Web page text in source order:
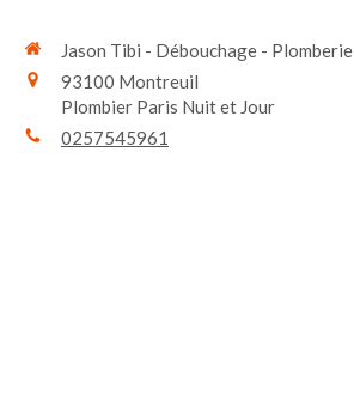
Jason Tibi - Débouchage - Plomberie
93100 Montreuil
Plombier Paris Nuit et Jour
0257545961